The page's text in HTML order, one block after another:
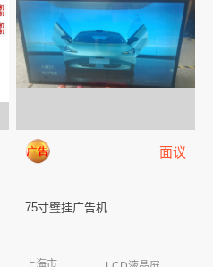
面议
75寸璧挂广告机
上海市